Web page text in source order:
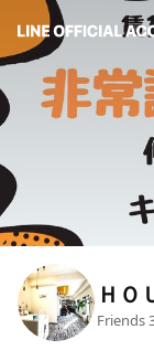
ＨＯ
Friends